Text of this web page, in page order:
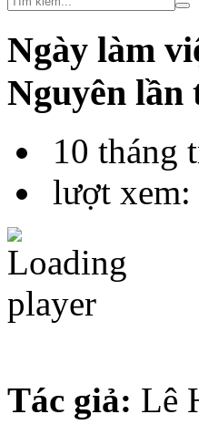
Ngày làm
Nguyên
10 tháng
lượt xem:
Tác giả: Lê